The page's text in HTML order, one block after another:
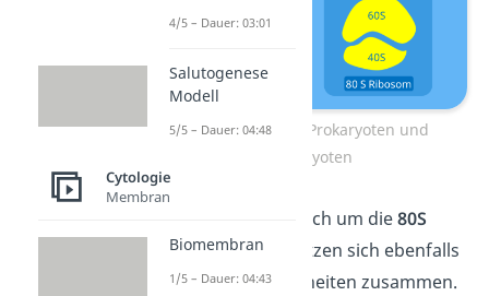
Ribosomen bei Prokaryoten und
Eukaryoten
Dabei handelt es sich um die80S
Ribosomen. Sie setzen sich ebenfalls
aus zwei Untereinheiten zusammen.
4/5 – Dauer: 03:01
Salutogenese
Modell
5/5 – Dauer: 04:48
Cytologie
Membran
Biomembran
1/5 – Dauer: 04:43